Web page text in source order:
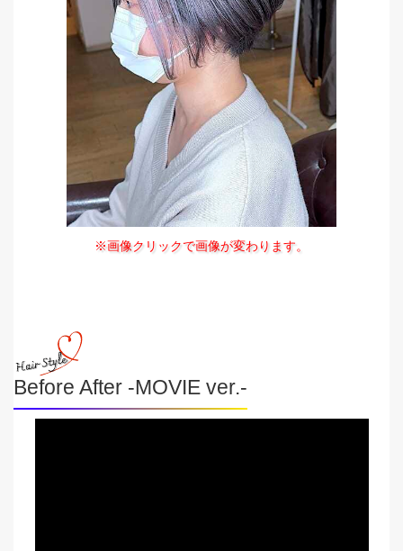
※画像クリックで画像が変わります。
Before After -MOVIE ver.-